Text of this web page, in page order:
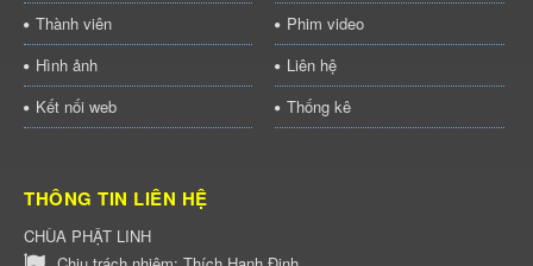
Thành viên
Phim video
Hình ảnh
Liên hệ
Kết nối web
Thống kê
THÔNG TIN LIÊN HỆ
CHÙA PHẬT LINH